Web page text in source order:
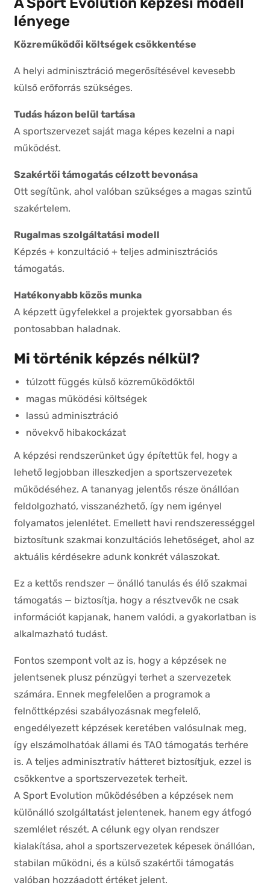
lényege
Közreműködői költségek csökkentése
A helyi adminisztráció megerősítésével kevesebb
külső erőforrás szükséges.
Tudás házon belül tartása
A sportszervezet saját maga képes kezelni a napi
működést.
Szakértői támogatás célzott bevonása
Ott segítünk, ahol valóban szükséges a magas szintű
szakértelem.
Rugalmas szolgáltatási modell
Képzés + konzultáció + teljes adminisztrációs
támogatás.
Hatékonyabb közös munka
A képzett ügyfelekkel a projektek gyorsabban és
pontosabban haladnak.
Mi történik képzés nélkül?
túlzott függés külső közreműködőktől
magas működési költségek
lassú adminisztráció
növekvő hibakockázat
A képzési rendszerünket úgy építettük fel, hogy a
lehető legjobban illeszkedjen a sportszervezetek
működéséhez. A tananyag jelentős része önállóan
feldolgozható, visszanézhető, így nem igényel
folyamatos jelenlétet. Emellett havi rendszerességgel
biztosítunk szakmai konzultációs lehetőséget, ahol az
aktuális kérdésekre adunk konkrét válaszokat.
Ez a kettős rendszer — önálló tanulás és élő szakmai
támogatás — biztosítja, hogy a résztvevők ne csak
információt kapjanak, hanem valódi, a gyakorlatban is
alkalmazható tudást.
Fontos szempont volt az is, hogy a képzések ne
jelentsenek plusz pénzügyi terhet a szervezetek
számára. Ennek megfelelően a programok a
felnőttképzési szabályozásnak megfelelő,
engedélyezett képzések keretében valósulnak meg,
így elszámolhatóak állami és TAO támogatás terhére
is. A teljes adminisztratív hátteret biztosítjuk, ezzel is
csökkentve a sportszervezetek terheit.
A Sport Evolution működésében a képzések nem
különálló szolgáltatást jelentenek, hanem egy átfogó
szemlélet részét. A célunk egy olyan rendszer
kialakítása, ahol a sportszervezetek képesek önállóan,
stabilan működni, és a külső szakértői támogatás
valóban hozzáadott értéket jelent.